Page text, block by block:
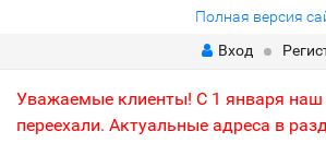
Полная версия
Вход
Уважаемые клиенты! С 1 января наш
переехали. Актуальные адреса в